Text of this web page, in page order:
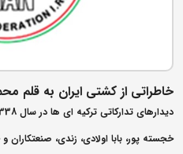
خاطراتی از کشتی ایران به قلم
دیدارهای تدارکاتی ترکیه ای ها در سال 1338 در تهران
خجسته پور، بابا اولادی، زندی، صنعتکاران